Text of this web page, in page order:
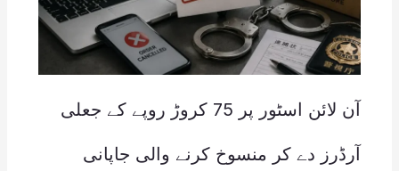
آن لائن اسٹور پر 75 کروڑ روپے کے جعلی
آرڈرز دے کر منسوخ کرنے والی جاپانی